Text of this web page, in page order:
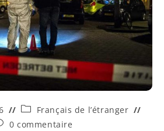
Français de l’étranger
0 commentaire